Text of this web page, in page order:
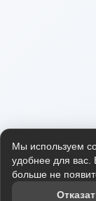
Мы используем
удобнее для вас.
больше не